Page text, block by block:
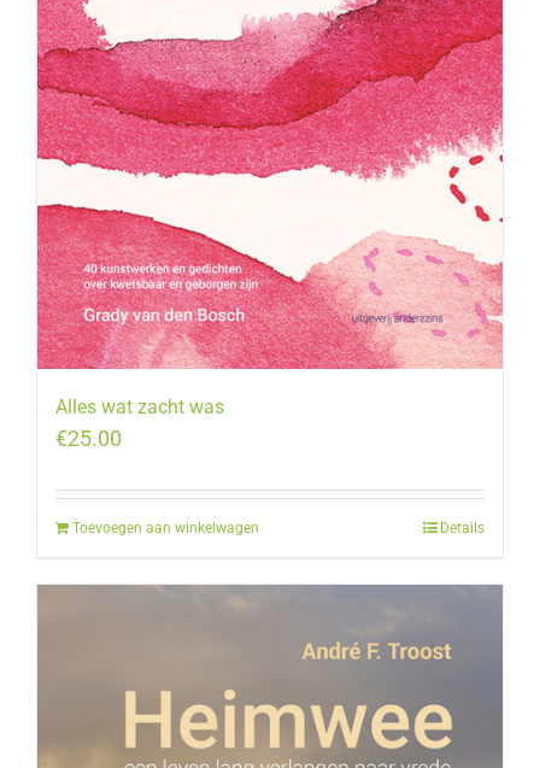
Alles wat zacht was
€25.00
Toevoegen aan winkelwagen Details